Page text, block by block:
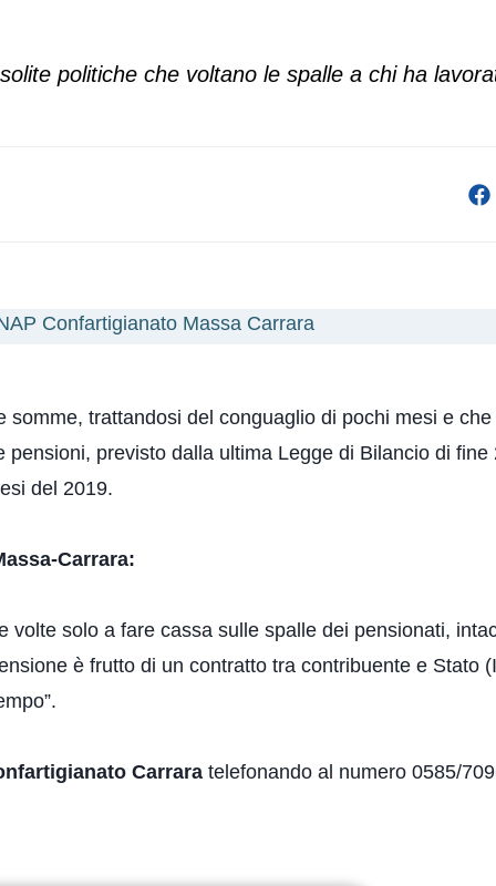
politiche che voltano le spalle a chi ha
Confartigianato Massa Carrara
somme, trattandosi del conguaglio di pochi mesi e
previsto dalla ultima Legge di Bilancio di fine
del 2019.
Carrara:
volte solo a fare cassa sulle spalle dei pensionati,
è frutto di un contratto tra contribuente e Stato
Carrara telefonando al numero 0585/